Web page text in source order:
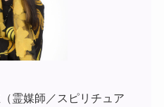
（霊媒師／スピリチュア